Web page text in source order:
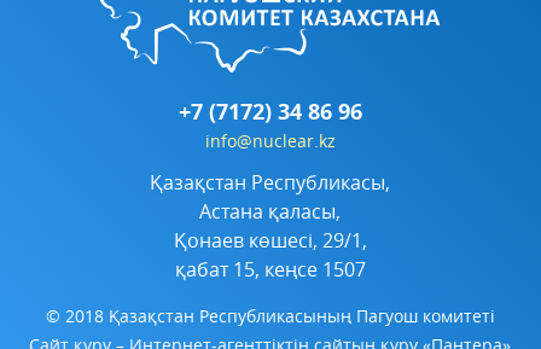
+7 (7172) 34 86 96
info@nuclear.kz
Қазақстан Республикасы,
Астана қаласы,
Қонаев көшесі, 29/1,
қабат 15, кеңсе 1507
© 2018 Қазақстан Республикасының Пагуош комитеті